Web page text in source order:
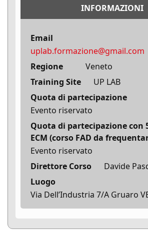
INFORMAZIONI
Email
uplab.formazione@gmail.com
Regione
Veneto
Training Site
UP LAB
Quota di partecipazione
Evento riservato
Quota di partecipazione con
ECM (corso FAD da
Evento riservato
Direttore Corso
Davide
Luogo
Via Dell’Industria 7/A Gruaro